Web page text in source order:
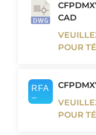
CAD
POUR
POUR